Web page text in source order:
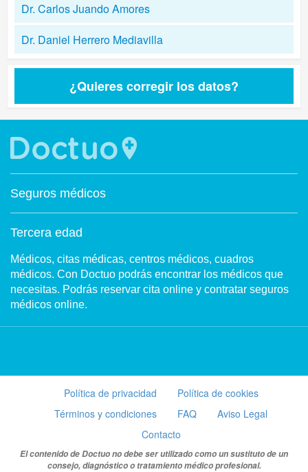
Dr. Carlos Juando Amores
Dr. Daniel Herrero Mediavilla
¿Quieres corregir los datos?
Seguros médicos
Tercera edad
Médicos, citas médicas, centros médicos, cuadros
médicos. Con Doctuo podrás encontrar los médicos que
necesitas. Podrás reservar cita online y contratar seguros
médicos online.
Política de privacidad
Política de cookies
Términos y condiciones
FAQ
Aviso Legal
Contacto
El contenido de Doctuo no debe ser utilizado como un sustituto de un
consejo, diagnóstico o tratamiento médico profesional.